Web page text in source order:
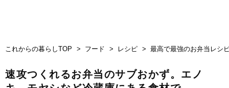
これからの暮らしTOP フード レシピ 最高で最強のお弁当レシ
速攻つくれるお弁当のサブおかず。エノ